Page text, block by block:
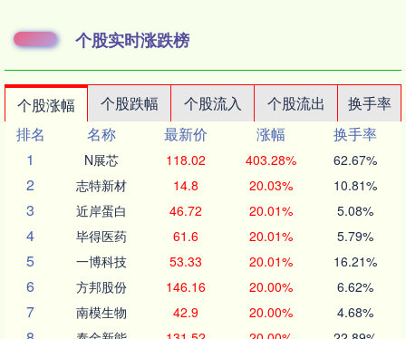
个股实时涨跌榜
个股涨幅 个股跌幅 个股流入 个股流出
换手率
排名
名称 最新价 涨幅
换手率
1
N展芯 118.02 403.28% 62.67%
2 志特新材 14.8 20.03% 10.81%
3 近岸蛋白 46.72 20.01% 5.08%
4 毕得医药 61.6 20.01% 5.79%
5 一博科技 53.33 20.01% 16.21%
6 方邦股份 146.16 20.00% 6.62%
7 南模生物 42.9 20.00% 4.68%